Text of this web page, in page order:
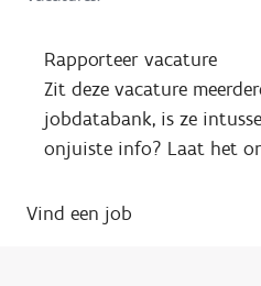
Rapporteer vacature
Zit deze vacature
jobdatabank, is ze
onjuiste info? Laat het
Vind een job